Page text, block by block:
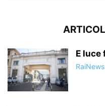
E luce
RaiNews